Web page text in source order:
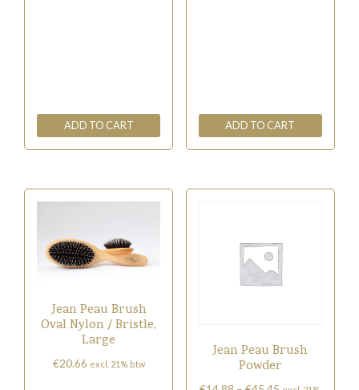
ADD TO CART ADD TO CART
Jean Peau Brush
Oval Nylon / Bristle,
Large
€20.66 excl. 21% btw
Jean Peau Brush
Powder